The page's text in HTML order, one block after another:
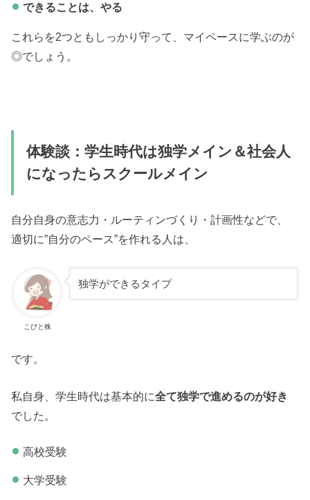
できることは、やる
これらを2つともしっかり守って、マイペースに学ぶのが
◎でしょう。
体験談：学生時代は独学メイン＆社会人
になったらスクールメイン
自分自身の意志力・ルーティンづくり・計画性などで、
適切に”自分のペース”を作れる人は、
こびと株
独学ができるタイプ
です。
私自身、学生時代は基本的に全て独学で進めるのが好き
でした。
高校受験
大学受験